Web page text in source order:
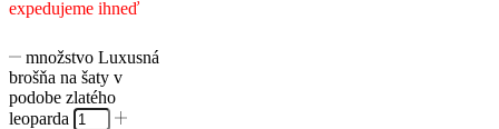
expedujeme ihneď
množstvo Luxusná
brošňa na šaty v
podobe zlatého
leoparda